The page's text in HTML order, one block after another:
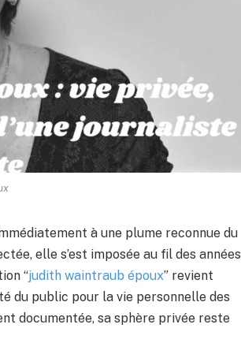
à une plume reconnue du
elle s’est imposée au fil des années
“judith waintraub époux” revient
du public pour la vie personnelle des
documentée, sa sphère privée reste